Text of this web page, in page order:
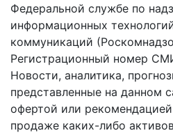
Федеральной службе по
информационных
коммуникаций
Регистрационный номер
Новости, аналитика,
представленные на данном
офертой или
продаже каких-либо